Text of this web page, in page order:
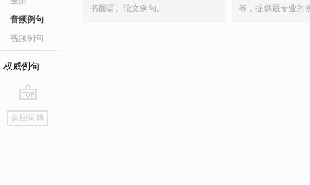
音频例句
视频例句
权威例句
go
top
返回词典
书面语、论文例句。
等，提供最专业的